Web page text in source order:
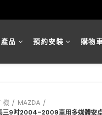
品 預約安裝 購物
機
MAZDA
三9吋2004-2009車用多媒體安